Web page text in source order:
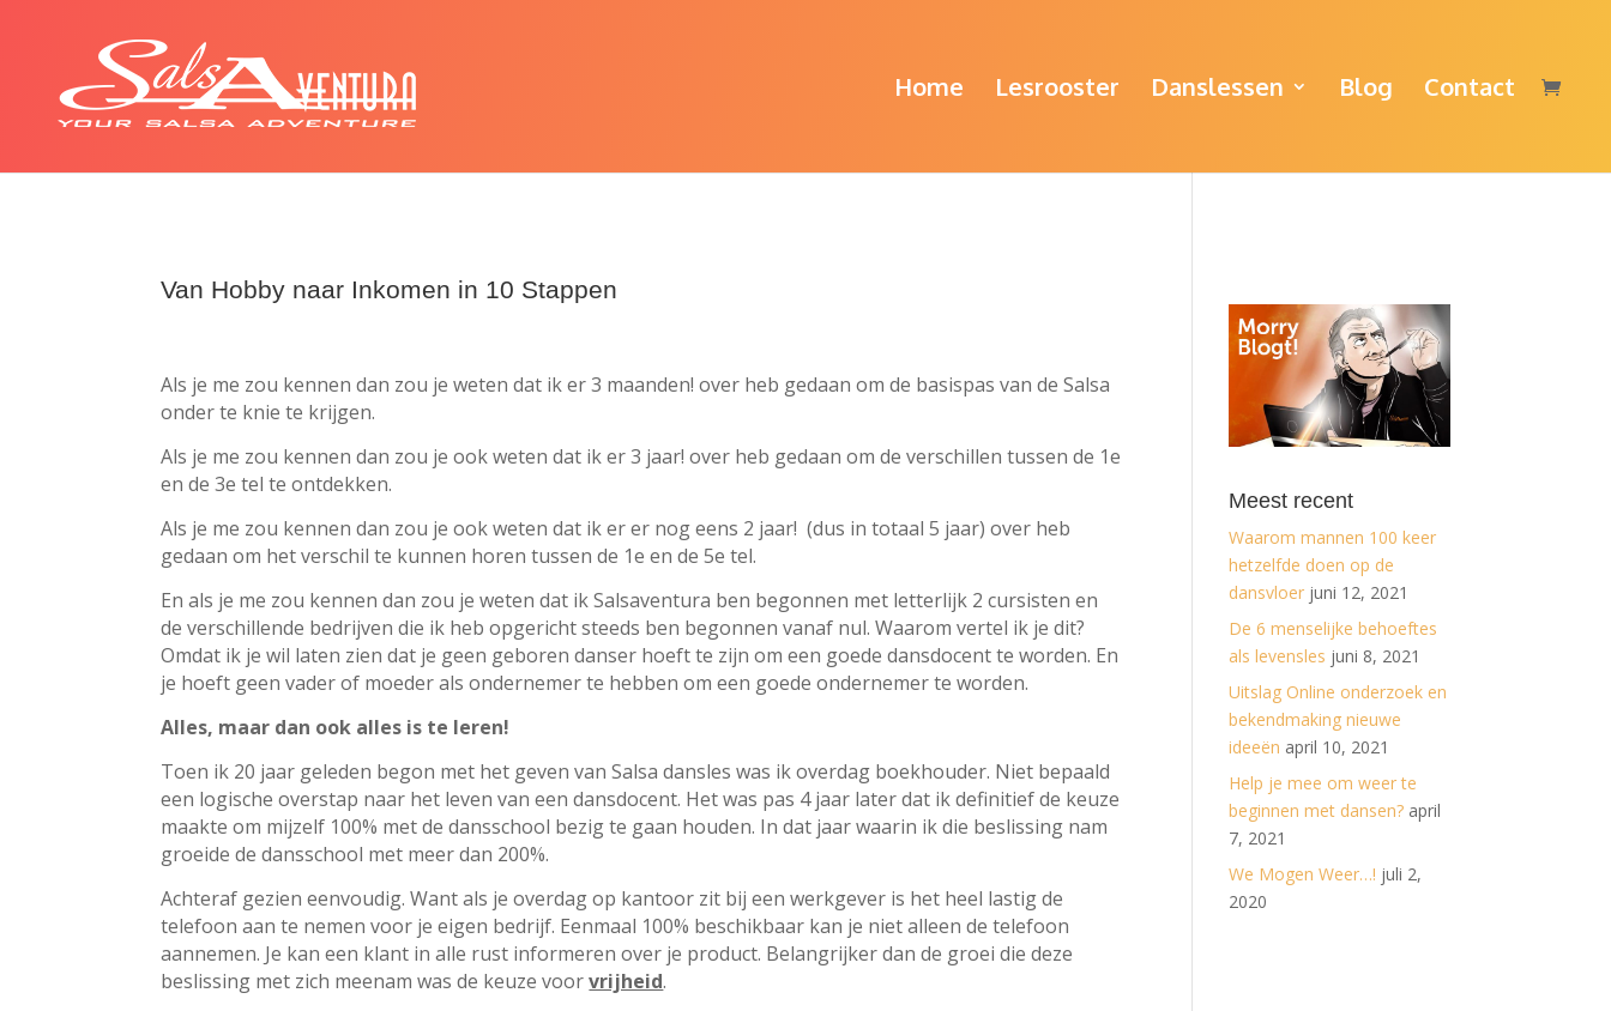
Home Lesrooster Danslessen Blog Contact
Van Hobby naar Inkomen in 10 Stappen
Als je me zou kennen dan zou je weten dat ik er 3 maanden! over heb gedaan om de basispas van de Salsa
onder te knie te krijgen.
Als je me zou kennen dan zou je ook weten dat ik er 3 jaar! over heb gedaan om de verschillen tussen de 1e
en de 3e tel te ontdekken.
Als je me zou kennen dan zou je ook weten dat ik er er nog eens 2 jaar! (dus in totaal 5 jaar) over heb
gedaan om het verschil te kunnen horen tussen de 1e en de 5e tel.
En als je me zou kennen dan zou je weten dat ik Salsaventura ben begonnen met letterlijk 2 cursisten en
de verschillende bedrijven die ik heb opgericht steeds ben begonnen vanaf nul. Waarom vertel ik je dit?
Omdat ik je wil laten zien dat je geen geboren danser hoeft te zijn om een goede dansdocent te worden. En
je hoeft geen vader of moeder als ondernemer te hebben om een goede ondernemer te worden.
Alles, maar dan ook alles is te leren!
Toen ik 20 jaar geleden begon met het geven van Salsa dansles was ik overdag boekhouder. Niet bepaald
een logische overstap naar het leven van een dansdocent. Het was pas 4 jaar later dat ik definitief de keuze
maakte om mijzelf 100% met de dansschool bezig te gaan houden. In dat jaar waarin ik die beslissing nam
groeide de dansschool met meer dan 200%.
Achteraf gezien eenvoudig. Want als je overdag op kantoor zit bij een werkgever is het heel lastig de
telefoon aan te nemen voor je eigen bedrijf. Eenmaal 100% beschikbaar kan je niet alleen de telefoon
aannemen. Je kan een klant in alle rust informeren over je product. Belangrijker dan de groei die deze
beslissing met zich meenam was de keuze voorvrijheid.
Meest recent
Waarom mannen 100 keer
hetzelfde doen op de
dansvloer juni 12, 2021
De 6 menselijke behoeftes
als levensles juni 8, 2021
Uitslag Online onderzoek en
bekendmaking nieuwe
ideeën april 10, 2021
Help je mee om weer te
beginnen met dansen? april
7, 2021
We Mogen Weer…! juli 2,
2020